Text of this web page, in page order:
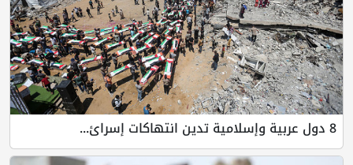
8 دول عربية وإسلامية تدين انتهاكات إسرائ...